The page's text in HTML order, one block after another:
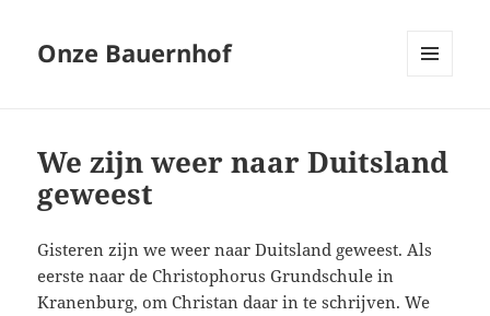
Onze Bauernhof
We zijn weer naar Duitsland
geweest
Gisteren zijn we weer naar Duitsland geweest. Als
eerste naar de Christophorus Grundschule in
Kranenburg, om Christan daar in te schrijven. We